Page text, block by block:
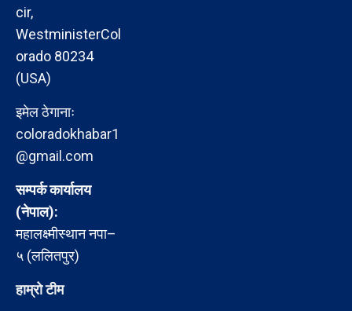
cir,
WestministerCol
orado 80234
(USA)
इमेल ठेगानाः
coloradokhabar1
@gmail.com
सम्पर्क कार्यालय
(नेपाल):
महालक्ष्मीस्थान नपा–
५ (ललितपुर)
हाम्रो टीम